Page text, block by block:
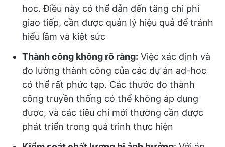
hoc. Điều này có thể dẫn đến tăng chi phí
giao tiếp, cần được quản lý hiệu quả để tránh
hiểu lầm và kiệt sức
Thành công không rõ ràng: Việc xác định và
đo lường thành công của các dự án ad-hoc
có thể rất phức tạp. Các thước đo thành
công truyền thống có thể không áp dụng
được, và các tiêu chí mới thường cần được
phát triển trong quá trình thực hiện